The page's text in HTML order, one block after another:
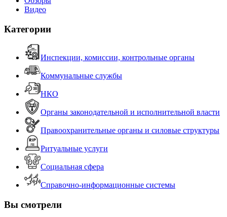
Видео
Категории
Инспекции, комиссии, контрольные органы
Коммунальные службы
НКО
Органы законодательной и исполнительной власти
Правоохранительные органы и силовые структуры
Ритуальные услуги
Социальная сфера
Справочно-информационные системы
Вы смотрели